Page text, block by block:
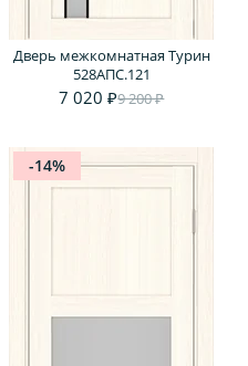
Дверь межкомнатная Турин
528AПС.121
7 020 ₽9 200 ₽
-14%